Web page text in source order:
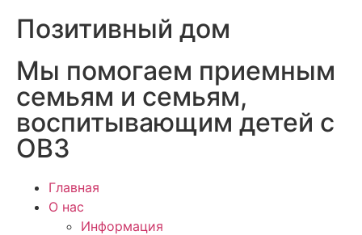
Позитивный дом
Мы помогаем приемным
семьям и семьям,
воспитывающим детей с
ОВЗ
Главная
О нас
Информация